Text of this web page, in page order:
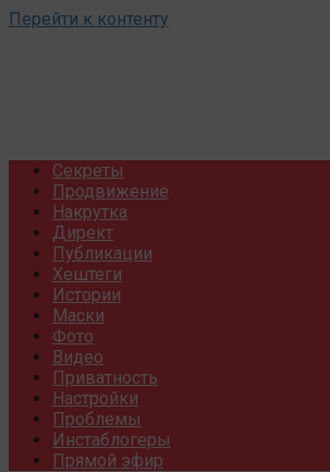
Перейти к контенту
Секреты
Продвижение
Накрутка
Директ
Публикации
Хештеги
Истории
Маски
Фото
Видео
Приватность
Настройки
Проблемы
Инстаблогеры
Прямой эфир